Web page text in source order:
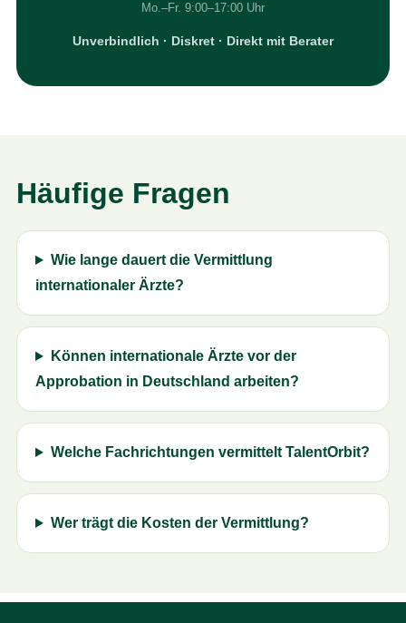
Mo.–Fr. 9:00–17:00 Uhr
Unverbindlich · Diskret · Direkt mit Berater
Häufige Fragen
Wie lange dauert die Vermittlung
internationaler Ärzte?
Können internationale Ärzte vor der
Approbation in Deutschland arbeiten?
Welche Fachrichtungen vermittelt TalentOrbit?
Wer trägt die Kosten der Vermittlung?